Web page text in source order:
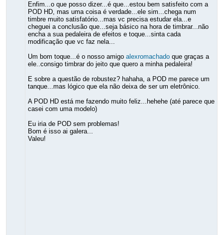
Enfim...o que posso dizer...é que...estou bem satisfeito com a
POD HD, mas uma coisa é verdade...ele sim...chega num
timbre muito satisfatório...mas vc precisa estudar ela...e
cheguei a conclusão que...seja básico na hora de timbrar...não
encha a sua pedaleira de efeitos e toque...sinta cada
modificação que vc faz nela...
Um bom toque...é o nosso amigo alexromachadoque graças a
ele..consigo timbrar do jeito que quero a minha pedaleira!
E sobre a questão de robustez? hahaha, a POD me parece um
tanque...mas lógico que ela não deixa de ser um eletrônico.
A POD HD está me fazendo muito feliz...hehehe (até parece que
casei com uma modelo)
Eu iria de POD sem problemas!
Bom é isso ai galera...
Valeu!